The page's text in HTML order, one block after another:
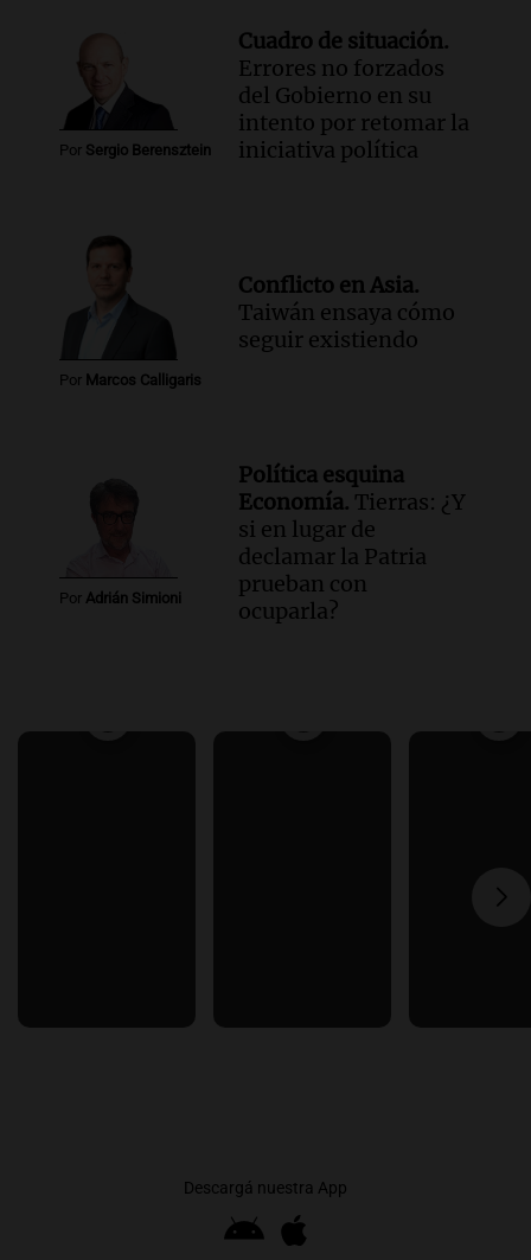
Por Sergio Berensztein
Cuadro de situación.
Errores no forzados
del Gobierno en su
intento por retomar la
iniciativa política
Por Marcos Calligaris
Conflicto en Asia.
Taiwán ensaya cómo
seguir existiendo
Por Adrián Simioni
Política esquina
Economía. Tierras: ¿Y
si en lugar de
declamar la Patria
prueban con
ocuparla?
Descargá nuestra App